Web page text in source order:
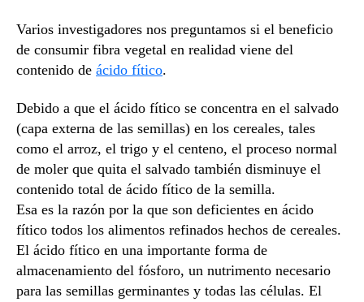
Varios investigadores nos preguntamos si el beneficio
de consumir fibra vegetal en realidad viene del
contenido de ácido fítico.
Debido a que el ácido fítico se concentra en el salvado
(capa externa de las semillas) en los cereales, tales
como el arroz, el trigo y el centeno, el proceso normal
de moler que quita el salvado también disminuye el
contenido total de ácido fítico de la semilla.
Esa es la razón por la que son deficientes en ácido
fítico todos los alimentos refinados hechos de cereales.
El ácido fítico en una importante forma de
almacenamiento del fósforo, un nutrimento necesario
para las semillas germinantes y todas las células. El